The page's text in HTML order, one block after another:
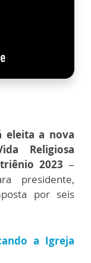
eleita a nova
Religiosa
2023 –
presidente,
por seis
a Igreja